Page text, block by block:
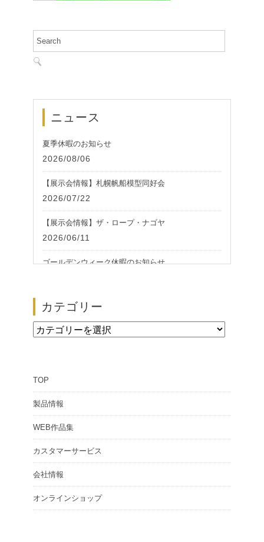
ニュース
夏季休暇のお知らせ
2026/08/06
【展示会情報】札幌帆船模型同好会
2026/07/22
【展示会情報】ザ・ロープ・ナゴヤ
2026/06/11
ゴールデンウィーク休暇のお知らせ
【展示会情報】第51回 ザ・ロープ 帆船模型展
カテゴリー
カ
リ
ー
TOP
製品情報
WEB作品集
カスタマーサービス
会社情報
オンラインショップ